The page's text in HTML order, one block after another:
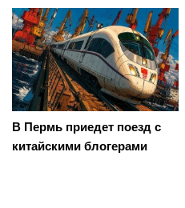
В Пермь приедет поезд с
китайскими блогерами